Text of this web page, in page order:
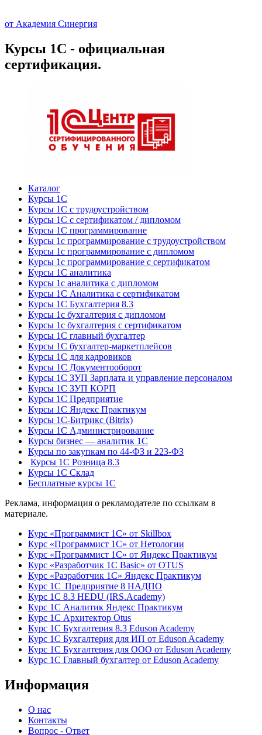
от Академия Синергия
Курсы 1С - официальная
сертификация.
Каталог
Курсы 1С
Курсы 1С с трудоустройством
Курсы 1С с сертификатом / дипломом
Курсы 1С программирование
Курсы 1с программирование с трудоустройством
Курсы 1с программирование с дипломом
Курсы 1с программирование с сертификатом
Курсы 1С аналитика
Курсы 1с аналитика с дипломом
Курсы 1С Аналитика с сертификатом
Курсы 1С Бухгалтерия 8.3
Курсы 1с бухгалтерия с дипломом
Курсы 1с бухгалтерия с сертификатом
Курсы 1С главный бухгалтер
Курсы 1С бухгалтер-маркетплейсов
Курсы 1С для кадровиков
Курсы 1С Документооборот
Курсы 1С ЗУП Зарплата и управление персоналом
Курсы 1С ЗУП КОРП
Курсы 1С Предприятие
Курсы 1С Яндекс Практикум
Курсы 1С-Битрикс (Bitrix)
Курсы 1С Администрирование
Курсы бизнес — аналитик 1С
Курсы по закупкам по 44‑ФЗ и 223‑ФЗ
Курсы 1С Розница 8.3
Курсы 1С Склад
Бесплатные курсы 1С
Реклама, информация о рекламодателе по ссылкам в
материале.
Курс «Программист 1С» от Skillbox
Курс «Программист 1С» от Нетологии
Курс «Программист 1С» от Яндекс Практикум
Курс «Разработчик 1С Basic» от OTUS
Курс «Разработчик 1С» Яндекс Практикум
Курс 1С Предприятие 8 НАДПО
Курс 1С 8.3 HEDU (IRS.Academy)
Курс 1С Аналитик Яндекс Практикум
Курс 1С Архитектор Otus
Курс 1С Бухгалтерия 8.3 Eduson Academy
Курс 1С Бухгалтерия для ИП от Eduson Academy
Курс 1С Бухгалтерия для ООО от Eduson Academy
Курс 1С Главный бухгалтер от Eduson Academy
Информация
О нас
Контакты
Вопрос - Ответ